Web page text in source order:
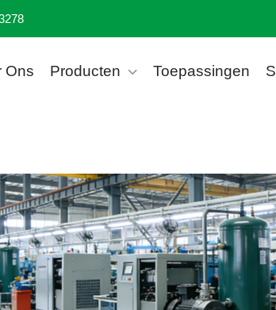
Ons Producten Toepassingen